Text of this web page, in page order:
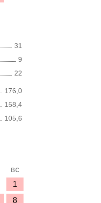
31
9
22
176,0
158,4
105,6
вс
1
8